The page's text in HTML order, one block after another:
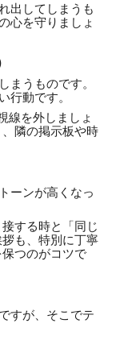
出してしまうも
心を守りましょ
まうものです。
行動です。
線を外しましょ
隣の掲示板や時
ーンが高くなっ
する時と「同じ
も、特別に丁寧
つのがコツで
すが、そこでテ